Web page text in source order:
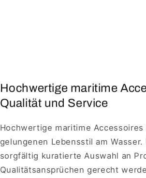
Hochwertige maritime
Qualität und Service
Hochwertige maritime
gelungenen Lebensstil am
sorgfältig kuratierte Auswahl an
Qualitätsansprüchen gerecht